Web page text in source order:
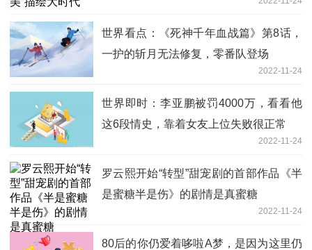
世界看点：《死神千年血战篇》第8话，
一护的斩月无法修复，零番队登场
2022-11-24
世界即时：李亚鹏被罚4000万，看看他
这6段情史，靠着女友上位失败很正常
2022-11-24
罗云熙开始“转型”甜宠剧的首部作品《半
是蜜糖半是伤》的剧情是真蜜糖
2022-11-24
80后的你仍爱着哆啦A梦，是因为这里仍